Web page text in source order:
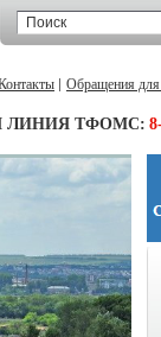
Обращения для
ЛИНИЯ ТФОМС: